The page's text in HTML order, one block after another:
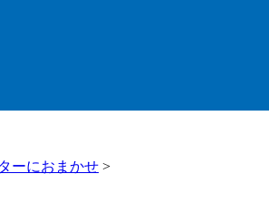
ーにおまかせ >